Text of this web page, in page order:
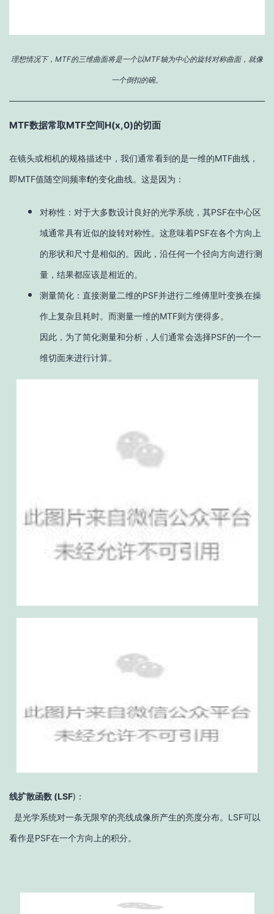
理想情况下，MTF的三维曲面将是一个以MTF轴为中心的旋转对称曲面，就像
一个倒扣的碗。
MTF数据常取MTF空间H(x,0)的切面
在镜头或相机的规格描述中，我们通常看到的是一维的MTF曲线，
即MTF值随空间频率f的变化曲线。这是因为：
对称性：对于大多数设计良好的光学系统，其PSF在中心区
域通常具有近似的旋转对称性。这意味着PSF在各个方向上
的形状和尺寸是相似的。因此，沿任何一个径向方向进行测
量，结果都应该是相近的。
测量简化：直接测量二维的PSF并进行二维傅里叶变换在操
作上复杂且耗时。而测量一维的MTF则方便得多。
因此，为了简化测量和分析，人们通常会选择PSF的一个一
维切面来进行计算。
线扩散函数 (LSF)：
是光学系统对一条无限窄的亮线成像所产生的亮度分布。LSF可以
看作是PSF在一个方向上的积分。